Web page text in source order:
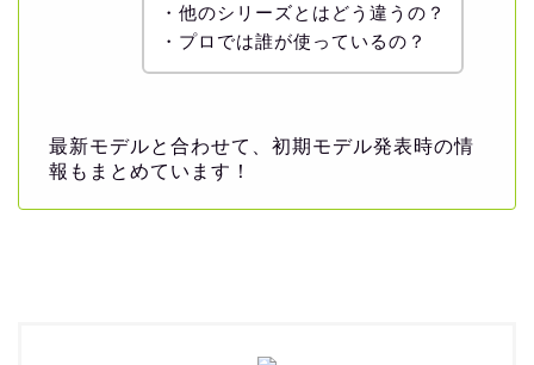
・他のシリーズとはどう違うの？
・プロでは誰が使っているの？
最新モデルと合わせて、初期モデル発表時の情
報もまとめています！